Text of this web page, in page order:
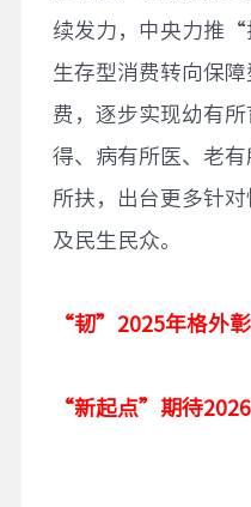
续发力，中央力推
生存型消费转向保
费，逐步实现幼有
得、病有所医、老
所扶，出台更多针
及民生民众。
“韧”2025年格外彰
“新起点”期待2026